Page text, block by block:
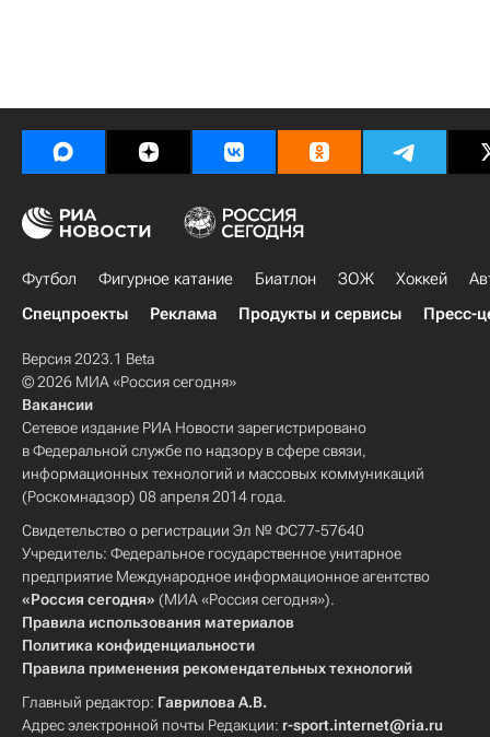
Футбол Фигурное катание Биатлон ЗОЖ Хоккей
Спецпроекты
Реклама Продукты и сервисы Пресс-
Версия 2023.1 Beta
© 2026 МИА «Россия сегодня»
Вакансии
Сетевое издание РИА Новости зарегистрировано
в Федеральной службе по надзору в сфере связи,
информационных технологий и массовых коммуникаций
(Роскомнадзор) 08 апреля 2014 года.
Свидетельство о регистрации Эл № ФС77-57640
Учредитель: Федеральное государственное унитарное
предприятие Международное информационное агентство
«Россия сегодня» (МИА «Россия сегодня»).
Правила использования материалов
Политика конфиденциальности
Правила применения рекомендательных технологий
Главный редактор: Гаврилова А.В.
Адрес электронной почты Редакции: r-sport.internet@ria.ru